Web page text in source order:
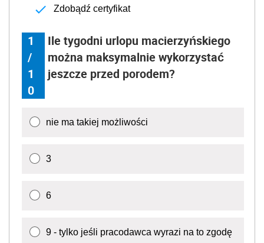
Zdobądź certyfikat
1
/
1
0
Ile tygodni urlopu macierzyńskiego
można maksymalnie wykorzystać
jeszcze przed porodem?
nie ma takiej możliwości
3
6
9 - tylko jeśli pracodawca wyrazi na to zgodę